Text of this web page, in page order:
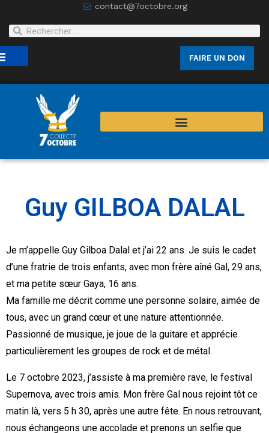
contact@7octobre.org
FAIRE UN DON
Guy GILBOA DALAL
Je m’appelle Guy Gilboa Dalal et j’ai 22 ans. Je suis le cadet
d’une fratrie de trois enfants, avec mon frère aîné Gal, 29 ans,
et ma petite sœur Gaya, 16 ans.
Ma famille me décrit comme une personne solaire, aimée de
tous, avec un grand cœur et une nature attentionnée.
Passionné de musique, je joue de la guitare et apprécie
particulièrement les groupes de rock et de métal.
Le 7 octobre 2023, j’assiste à ma première rave, le festival
Supernova, avec trois amis. Mon frère Gal nous rejoint tôt ce
matin là, vers 5 h 30, après une autre fête. En nous retrouvant,
nous échangeons une accolade et prenons un selfie que